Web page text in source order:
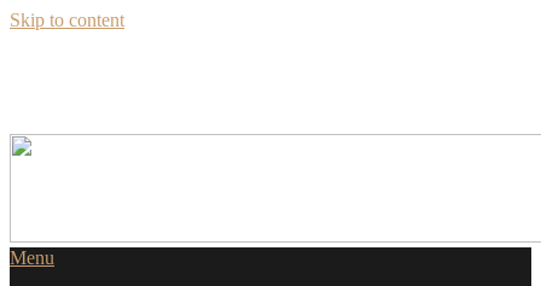
Skip to content
Menu